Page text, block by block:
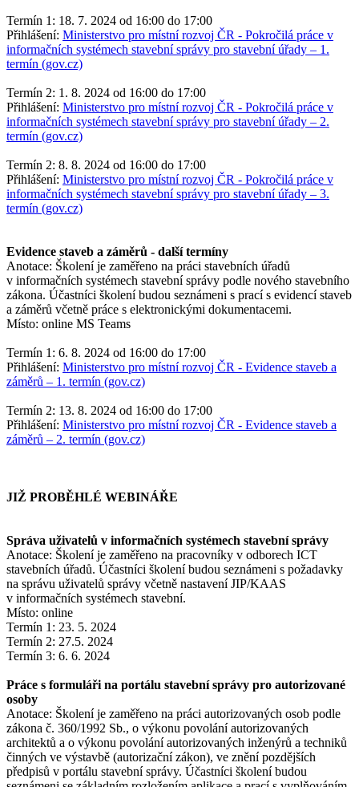
Termín 1: 18. 7. 2024 od 16:00 do 17:00
Přihlášení: Ministerstvo pro místní rozvoj ČR - Pokročilá práce v
informačních systémech stavební správy pro stavební úřady –⁠⁠⁠⁠⁠⁠ 1.
termín (gov.cz)
Termín 2: 1. 8. 2024 od 16:00 do 17:00
Přihlášení: Ministerstvo pro místní rozvoj ČR - Pokročilá práce v
informačních systémech stavební správy pro stavební úřady –⁠⁠⁠⁠⁠⁠ 2.
termín (gov.cz)
Termín 2: 8. 8. 2024 od 16:00 do 17:00
Přihlášení: Ministerstvo pro místní rozvoj ČR - Pokročilá práce v
informačních systémech stavební správy pro stavební úřady –⁠⁠⁠⁠⁠⁠ 3.
termín (gov.cz)
Evidence staveb a záměrů - další termíny
Anotace: Školení je zaměřeno na práci stavebních úřadů
v informačních systémech stavební správy podle nového stavebního
zákona. Účastníci školení budou seznámeni s prací s evidencí staveb
a záměrů včetně práce s elektronickými dokumentacemi.
Místo: online MS Teams
Termín 1: 6. 8. 2024 od 16:00 do 17:00
Přihlášení: Ministerstvo pro místní rozvoj ČR - Evidence staveb a
záměrů –⁠⁠⁠⁠⁠⁠ 1. termín (gov.cz)
Termín 2: 13. 8. 2024 od 16:00 do 17:00
Přihlášení: Ministerstvo pro místní rozvoj ČR - Evidence staveb a
záměrů –⁠⁠⁠⁠⁠⁠ 2. termín (gov.cz)
JIŽ PROBĚHLÉ WEBINÁŘE
Správa uživatelů v informačních systémech stavební správy
Anotace: Školení je zaměřeno na pracovníky v odborech ICT
stavebních úřadů. Účastníci školení budou seznámeni s požadavky
na správu uživatelů správy včetně nastavení JIP/KAAS
v informačních systémech stavební.
Místo: online
Termín 1: 23. 5. 2024
Termín 2: 27.5. 2024
Termín 3: 6. 6. 2024
Práce s formuláři na portálu stavební správy pro autorizované
osoby
Anotace: Školení je zaměřeno na práci autorizovaných osob podle
zákona č. 360/1992 Sb., o výkonu povolání autorizovaných
architektů a o výkonu povolání autorizovaných inženýrů a techniků
činných ve výstavbě (autorizační zákon), ve znění pozdějších
předpisů v portálu stavební správy. Účastníci školení budou